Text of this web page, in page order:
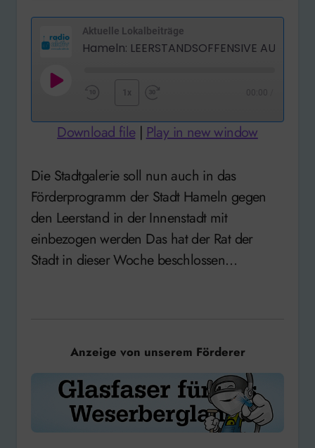
Aktuelle Lokalbeiträge
Play
10
Seconds
1x
Forward
Download file| Play in new window
Die Stadtgalerie soll nun auch in das
Förderprogramm der Stadt Hameln gegen
den Leerstand in der Innenstadt mit
einbezogen werden Das hat der Rat der
Stadt in dieser Woche beschlossen…
Anzeige von unserem Förderer